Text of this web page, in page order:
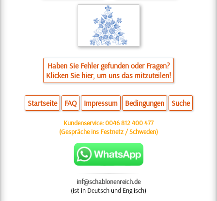
Haben Sie Fehler gefunden oder Fragen?
Klicken Sie hier, um uns das mitzuteilen!
Startseite FAQ Impressum Bedingungen Suche
Kundenservice:0046 812 400 477
(Gespräche ins Festnetz / Schweden)
inf@schablonenreich.de
(ist in Deutsch und Englisch)